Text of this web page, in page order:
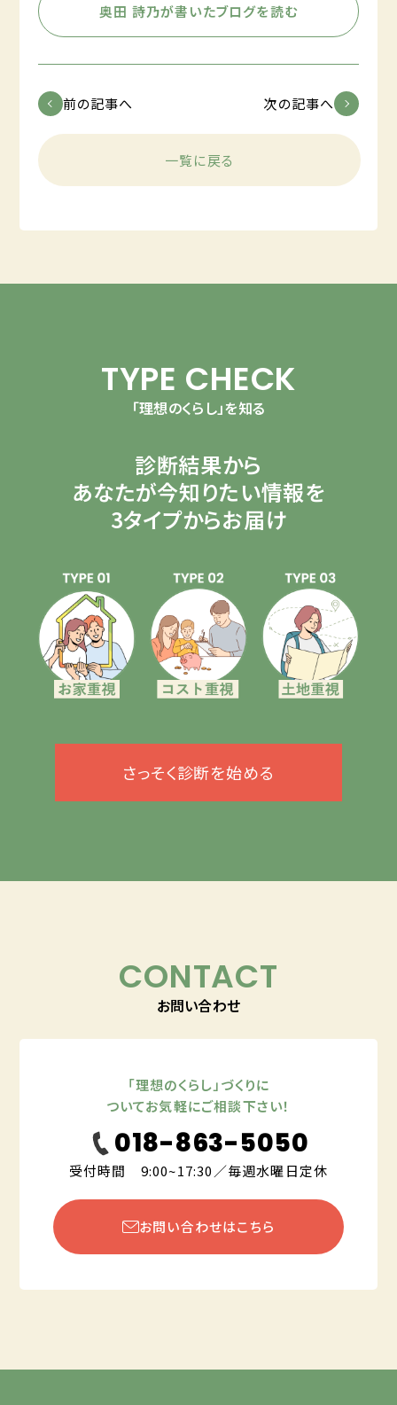
奥田 詩乃が書いたブログを読む
前の記事へ 次の記事へ
一覧に戻る
TYPE CHECK
「理想のくらし」を知る
診断結果から
あなたが今知りたい情報を
3タイプからお届け
さっそく診断を始める
CONTACT
お問い合わせ
「理想のくらし」づくりに
ついてお気軽にご相談下さい！
018-863-5050
受付時間 9:00~17:30／毎週水曜日定休
お問い合わせはこちら